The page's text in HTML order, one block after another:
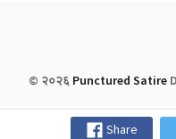
Share
© २०२६ Punctured Satire